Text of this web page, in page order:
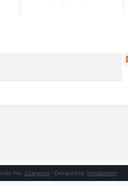
Por: Zizaneves - Designed by Templateism